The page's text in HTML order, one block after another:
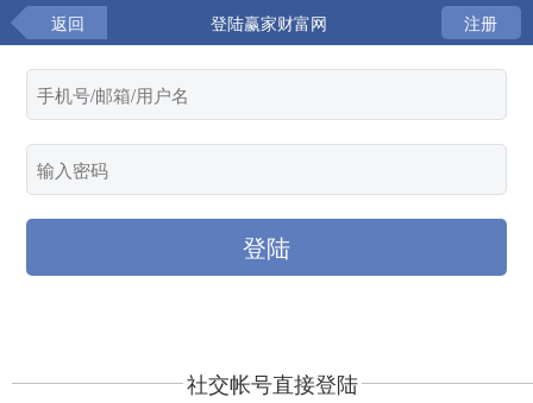
返回 登陆赢家财富网 注册
社交帐号直接登陆